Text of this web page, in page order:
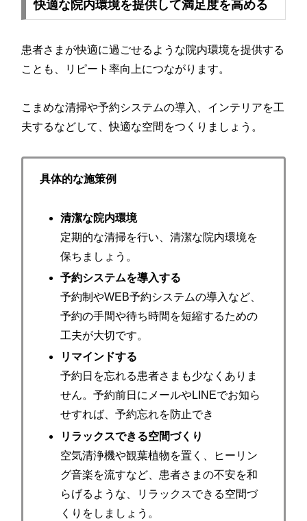
快適な院内環境を提供して満足度を高める
患者さまが快適に過ごせるような院内環境を提供する
ことも、リピート率向上につながります。
こまめな清掃や予約システムの導入、インテリアを工
夫するなどして、快適な空間をつくりましょう。
具体的な施策例
清潔な院内環境
定期的な清掃を行い、清潔な院内環境を
保ちましょう。
予約システムを導入する
予約制やWEB予約システムの導入など、
予約の手間や待ち時間を短縮するための
工夫が大切です。
リマインドする
予約日を忘れる患者さまも少なくありま
せん。予約前日にメールやLINEでお知ら
せすれば、予約忘れを防止でき
リラックスできる空間づくり
空気清浄機や観葉植物を置く、ヒーリン
グ音楽を流すなど、患者さまの不安を和
らげるような、リラックスできる空間づ
くりをしましょう。